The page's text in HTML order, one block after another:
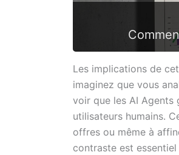
Les implications de
imaginez que vous
voir que les AI Agents
utilisateurs humains.
offres ou même à
contraste est